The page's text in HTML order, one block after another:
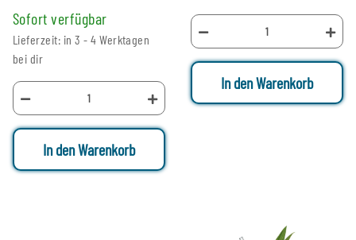
Sofort verfügbar
Lieferzeit: in 3 - 4 Werktagen
bei dir
In den Warenkorb
In den Warenkorb